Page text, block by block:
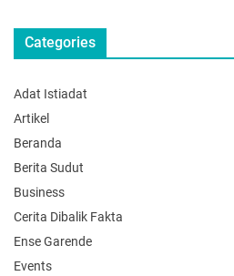
Categories
Adat Istiadat
Artikel
Beranda
Berita Sudut
Business
Cerita Dibalik Fakta
Ense Garende
Events